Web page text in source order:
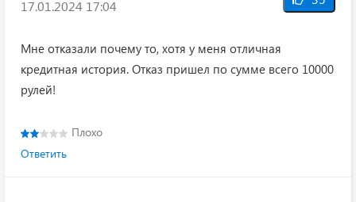
17.01.2024 17:04
Мне отказали почему то, хотя у меня отличная
кредитная история. Отказ пришел по сумме всего 10000
рулей!
Плохо
Ответить